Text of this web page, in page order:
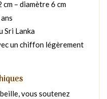
– diamètre 6 cm
Sri Lanka
un chiffon légèrement
vous soutenez